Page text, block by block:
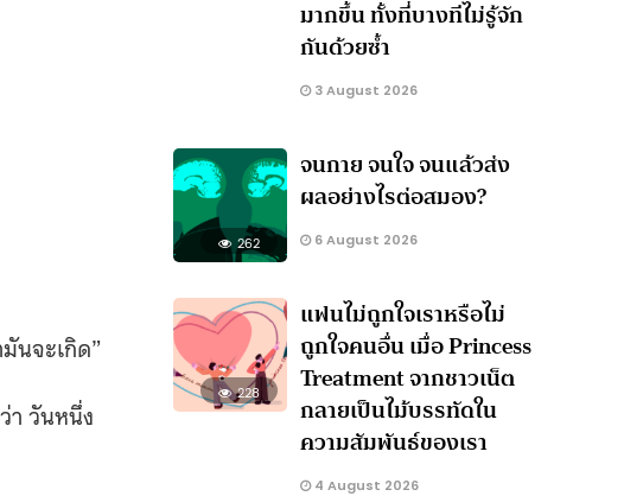
นจะเกิด”
า วันหนึ่ง
มากขึ้น ทั้งที่บางทีไม่รู้จัก
กันด้วยซ้ำ
3 August 2026
262
จนกาย จนใจ จนแล้วส่ง
ผลอย่างไรต่อสมอง?
6 August 2026
228
แฟนไม่ถูกใจเราหรือไม่
ถูกใจคนอื่น เมื่อ Princess
Treatment จากชาวเน็ต
กลายเป็นไม้บรรทัดใน
ความสัมพันธ์ของเรา
4 August 2026